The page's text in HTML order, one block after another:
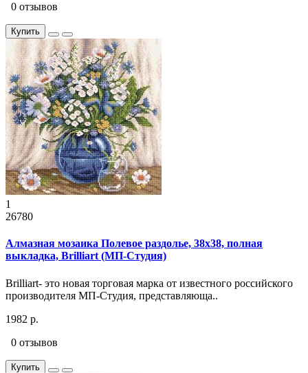
0 отзывов
Купить
1
26780
Алмазная мозаика Полевое раздолье, 38x38, полная
выкладка, Brilliart (МП-Студия)
Brilliart- это новая торговая марка от известного российского
производителя МП-Студия, представляюща..
1982 р.
0 отзывов
Купить